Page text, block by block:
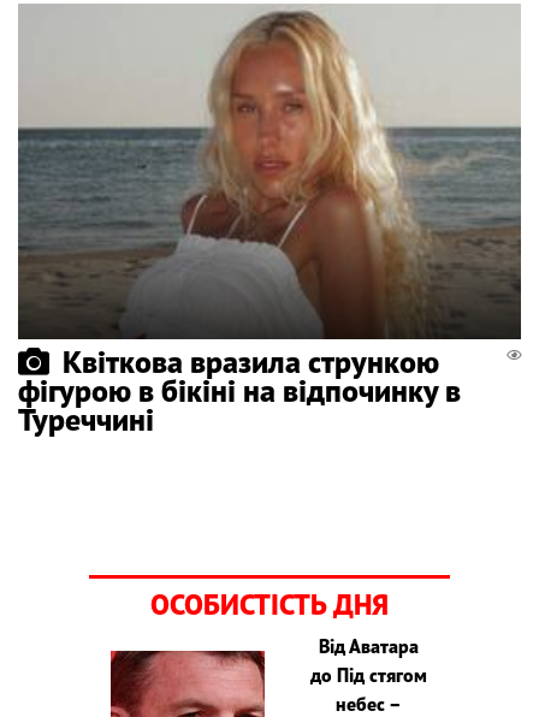
Квіткова вразила стрункою
фігурою в бікіні на відпочинку в
Туреччині
ОСОБИСТІСТЬ ДНЯ
Від Аватара
до Під стягом
небес –